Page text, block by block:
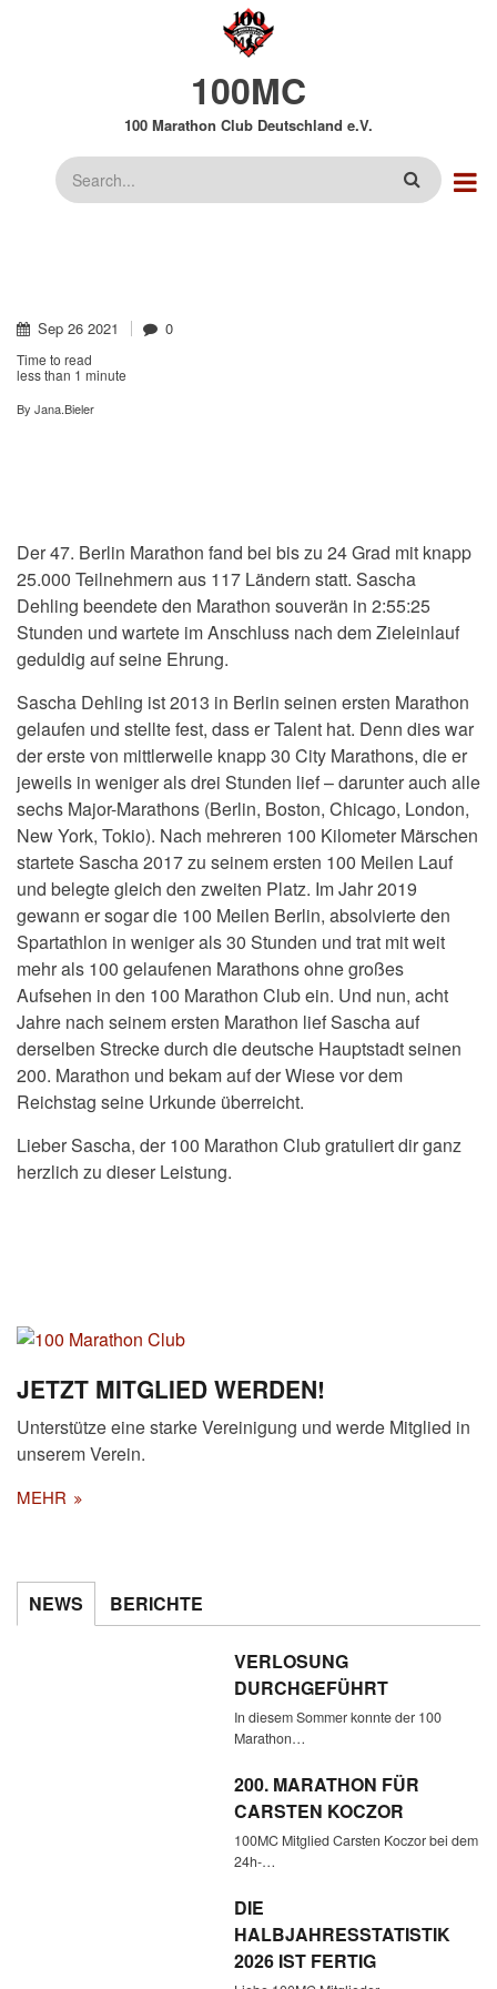
100MC
100 Marathon Club Deutschland e.V.
Suche
Sep 26 2021 0
Time to read
less than 1 minute
By Jana.Bieler
200. MARATHON FÜR SASCHA
Der 47. Berlin Marathon fand bei bis zu 24 Grad mit knapp
25.000 Teilnehmern aus 117 Ländern statt. Sascha
Dehling beendete den Marathon souverän in 2:55:25
Stunden und wartete im Anschluss nach dem Zieleinlauf
geduldig auf seine Ehrung.
Sascha Dehling ist 2013 in Berlin seinen ersten Marathon
gelaufen und stellte fest, dass er Talent hat. Denn dies war
der erste von mittlerweile knapp 30 City Marathons, die er
jeweils in weniger als drei Stunden lief – darunter auch alle
sechs Major-Marathons (Berlin, Boston, Chicago, London,
New York, Tokio). Nach mehreren 100 Kilometer Märschen
startete Sascha 2017 zu seinem ersten 100 Meilen Lauf
und belegte gleich den zweiten Platz. Im Jahr 2019
gewann er sogar die 100 Meilen Berlin, absolvierte den
Spartathlon in weniger als 30 Stunden und trat mit weit
mehr als 100 gelaufenen Marathons ohne großes
Aufsehen in den 100 Marathon Club ein. Und nun, acht
Jahre nach seinem ersten Marathon lief Sascha auf
derselben Strecke durch die deutsche Hauptstadt seinen
200. Marathon und bekam auf der Wiese vor dem
Reichstag seine Urkunde überreicht.
Lieber Sascha, der 100 Marathon Club gratuliert dir ganz
herzlich zu dieser Leistung.
JETZT MITGLIED WERDEN!
Unterstütze eine starke Vereinigung und werde Mitglied in
unserem Verein.
MEHR
NEWS BERICHTE
VERLOSUNG
DURCHGEFÜHRT
In diesem Sommer konnte der 100
Marathon…
200. MARATHON FÜR
CARSTEN KOCZOR
100MC Mitglied Carsten Koczor bei dem
24h-…
DIE
HALBJAHRESSTATISTIK
2026 IST FERTIG